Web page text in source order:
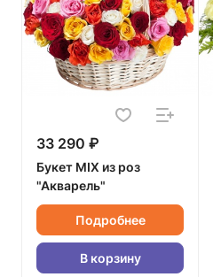
33 290 ₽
Букет MIX из роз
"Акварель"
Подробнее
В корзину